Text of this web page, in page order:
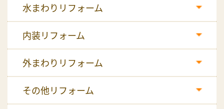
水まわりリフォーム
内装リフォーム
外まわりリフォーム
その他リフォーム